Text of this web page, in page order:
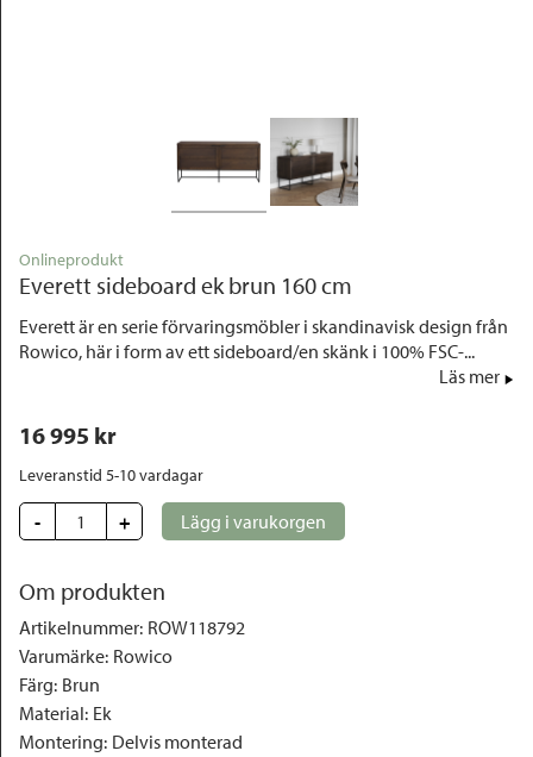
Onlineprodukt
Everett sideboard ek brun 160 cm
Everett är en serie förvaringsmöbler i skandinavisk design från
Rowico, här i form av ett sideboard/en skänk i 100% FSC-...
Läs mer
16 995 kr
Leveranstid 5-10 vardagar
- + Lägg i varukorgen
Om produkten
Artikelnummer: ROW118792
Varumärke: Rowico
Färg: Brun
Material: Ek
Montering: Delvis monterad